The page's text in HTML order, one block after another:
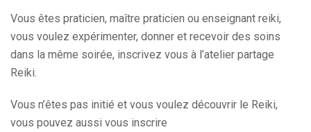
Vous êtes praticien, maître praticien ou enseignant reiki,
vous voulez expérimenter, donner et recevoir des soins
dans la même soirée, inscrivez vous à l’atelier partage
Reiki.
Vous n’êtes pas initié et vous voulez découvrir le Reiki,
vous pouvez aussi vous inscrire